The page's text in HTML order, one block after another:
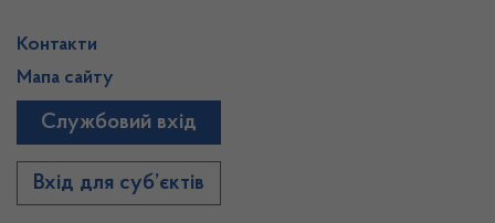
Контакти
Мапа сайту
Службовий вхід
Вхід для суб’єктів